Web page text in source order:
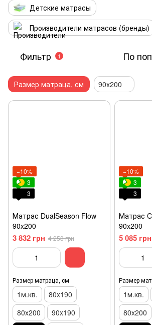
Детские матрасы
Производители матрасов (бренды)
Фильтр 1 По
Размер матраца, см 90x200
−10%
3
3
Матрас DualSeason Flow
90x200
3 832 грн 4 258 грн
Размер матраца, см
1м.кв.
80x190
80x200
90x190
−10%
3
3
Матрас
90x200
5 085 грн
Размер
1м.кв.
80x200